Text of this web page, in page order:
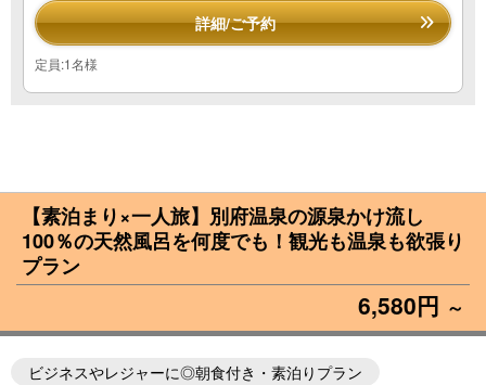
詳細/ご予約
定員:1名様
【素泊まり×一人旅】別府温泉の源泉かけ流し
100％の天然風呂を何度でも！観光も温泉も欲張り
プラン
6,580円 ～
ビジネスやレジャーに◎朝食付き・素泊りプラン